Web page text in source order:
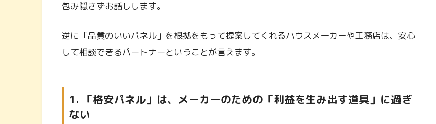
包み隠さずお話しします。
逆に「品質のいいパネル」を根拠をもって提案してくれるハウスメーカーや工務店は、安心
して相談できるパートナーということが言えます。
1. 「格安パネル」は、メーカーのための「利益を生み出す道具」に過ぎ
ない